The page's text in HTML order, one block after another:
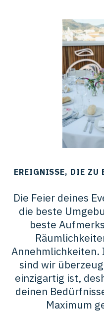
EREIGNISSE, DIE ZU
Die Feier deines
die beste
beste
Annehmlichkeiten.
sind wir
einzigartig ist,
deinen
Maximum